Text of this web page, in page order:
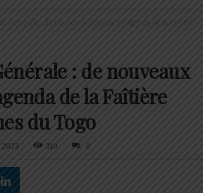
Générale : de nouveaux défis dans l’agenda de la Faîtière
: de nouveaux
de la Faîtière
du Togo
319 0